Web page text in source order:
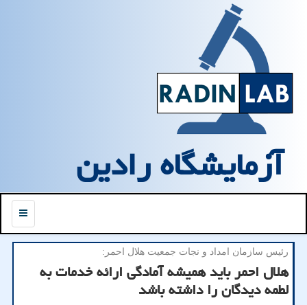
آزمایشگاه رادین
منو
رئیس سازمان امداد و نجات جمعیت هلال احمر:
هلال احمر باید همیشه آمادگی ارائه خدمات به
لطمه دیدگان را داشته باشد